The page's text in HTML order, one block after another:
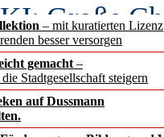
– mit kuratierten
besser versorgen
gemacht –
Stadtgesellschaft steigern
auf Dussmann
Große
erstes
–